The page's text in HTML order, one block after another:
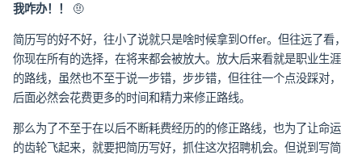
我咋办！！
🤨
简历写的好不好，往小了说就只是啥时候拿到Offer。但往远了看，
你现在所有的选择，在将来都会被放大。放大后来看就是职业生涯
的路线，虽然也不至于说一步错，步步错，但往往一个点没踩对，
后面必然会花费更多的时间和精力来修正路线。
那么为了不至于在以后不断耗费经历的的修正路线，也为了让命运
的齿轮飞起来，就要把简历写好，抓住这次招聘机会。但说到写简